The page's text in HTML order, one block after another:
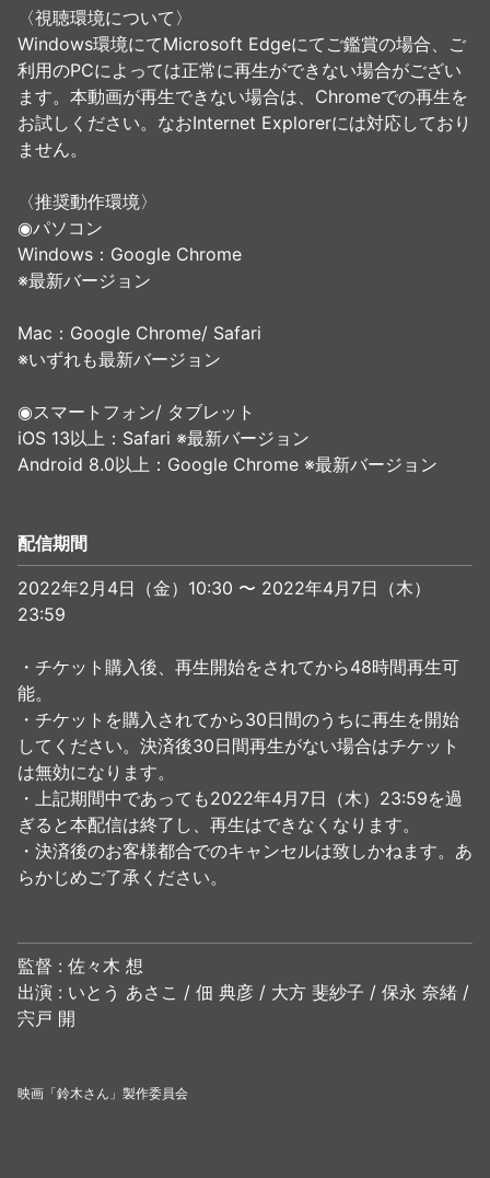
〈視聴環境について〉
Windows環境にてMicrosoft Edgeにてご鑑賞の場合、ご
利用のPCによっては正常に再生ができない場合がござい
ます。本動画が再生できない場合は、Chromeでの再生を
お試しください。なおInternet Explorerには対応しており
ません。
〈推奨動作環境〉
◉パソコン
Windows：Google Chrome
※最新バージョン
Mac：Google Chrome/ Safari
※いずれも最新バージョン
◉スマートフォン/ タブレット
iOS 13以上：Safari ※最新バージョン
Android 8.0以上：Google Chrome ※最新バージョン
配信期間
2022年2月4日（金）10:30 〜 2022年4月7日（木）
23:59
・チケット購入後、再生開始をされてから48時間再生可
能。
・チケットを購入されてから30日間のうちに再生を開始
してください。決済後30日間再生がない場合はチケット
は無効になります。
・上記期間中であっても2022年4月7日（木）23:59を過
ぎると本配信は終了し、再生はできなくなります。
・決済後のお客様都合でのキャンセルは致しかねます。あ
らかじめご了承ください。
監督 : 佐々木 想
出演 : いとう あさこ / 佃 典彦 / 大方 斐紗子 / 保永 奈緒 /
宍戸 開
映画「鈴木さん」製作委員会